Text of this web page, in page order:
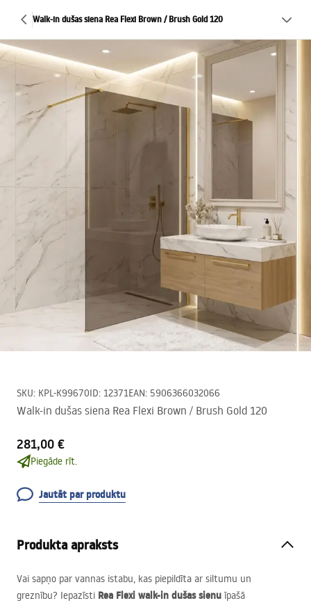
Walk-in dušas siena Rea Flexi Brown / Brush Gold 120
SKU: KPL-K99670ID: 12371EAN: 5906366032066
Walk-in dušas siena Rea Flexi Brown / Brush Gold 120
281,00 €
Piegāde rīt.
Jautāt par produktu
Produkta apraksts
Vai sapņo par vannas istabu, kas piepildīta ar siltumu un
greznību? Iepazīsti Rea Flexi walk-in dušas sienu īpašā